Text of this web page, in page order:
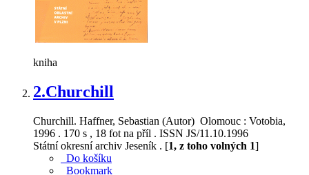
kniha
2.Churchill
Churchill. Haffner, Sebastian (Autor) Olomouc : Votobia,
1996 . 170 s , 18 fot na příl . ISSN JS/11.10.1996
Státní okresní archiv Jeseník . [1, z toho volných 1]
Do košíku
Bookmark